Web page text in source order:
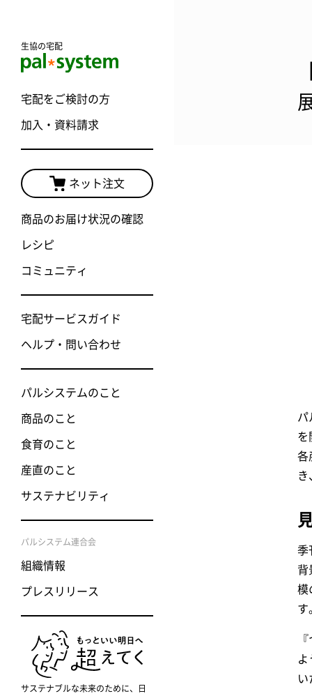
生協の宅配
宅配をご検討の方
加入・資料請求
ネット注文
商品のお届け状況の確認
レシピ
コミュニティ
宅配サービスガイド
ヘルプ・問い合わせ
パルシステムのこと
商品のこと
食育のこと
産直のこと
サステナビリティ
パルシステム連合会
組織情報
プレスリリース
サステナブルな未来のために、日
パ
を
各
き
季
背
模
す
よ
い